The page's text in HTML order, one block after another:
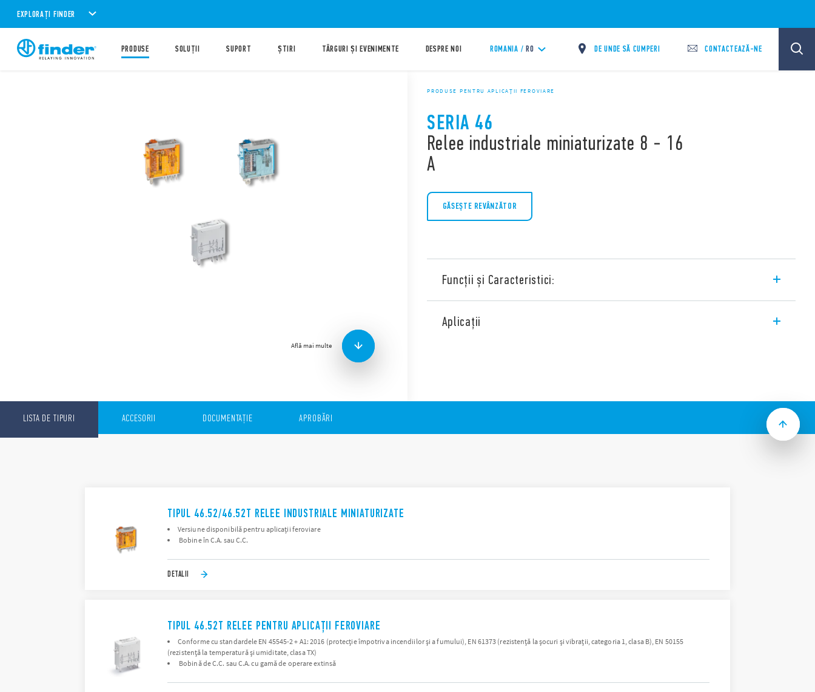
EXPLORAȚI FINDER
PRODUSE SOLUȚII SUPORT ȘTIRI TÂRGURI ȘI EVENIMENTE DESPRE NOI ROMANIA / RO DE UNDE SĂ CUMPERI CONTACTEAZĂ-NE
Află mai multe
PRODUSE PENTRU APLICAȚII FEROVIARE
SERIA 46
Relee industriale miniaturizate 8 - 16
A
GĂSEŞTE REVÂNZĂTOR
Funcții și Caracteristici:
următoarele caracteristici (în funcție de tip):
Accesorii: Seria 99 – Tipul 86.30
Aplicații
LISTA DE TIPURI ACCESORII DOCUMENTAȚIE APROBĂRI
TIPUL 46.52/46.52T RELEE INDUSTRIALE MINIATURIZATE
Versiune disponibilă pentru aplicații feroviare
Bobine în C.A. sau C.C.
DETALII
TIPUL 46.52T RELEE PENTRU APLICAȚII FEROVIARE
Conforme cu standardele EN 45545-2 + A1: 2016 (protecție împotriva incendiilor și a fumului), EN 61373 (rezistență la șocuri și vibrații, categoria 1, clasa B), EN 50155
(rezistență la temperatură și umiditate, clasa TX)
Bobină de C.C. sau C.A. cu gamă de operare extinsă